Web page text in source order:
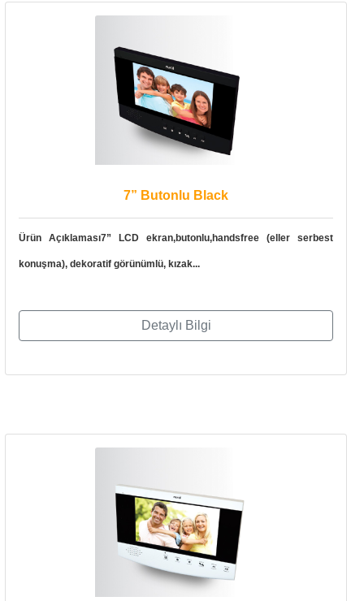
7” Butonlu Black
Ürün Açıklaması7” LCD ekran,butonlu,handsfree (eller serbest
konuşma), dekoratif görünümlü, kızak...
Detaylı Bilgi